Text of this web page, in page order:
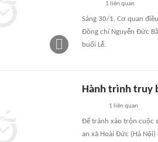
1 liên quan
Sáng 30/1, Cơ quan
Đồng chí Nguyễn Đức
buổi Lễ.
Hành trình truy
1 liên quan
Để tránh xáo trộn cuộc
an xã Hoài Đức (Hà